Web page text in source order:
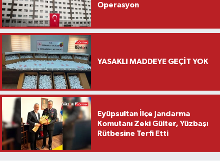
Operasyon
YASAKLI MADDEYE GEÇİT YOK
Eyüpsultan İlçe Jandarma
Komutanı Zeki Gülter, Yüzbaşı
Rütbesine Terfi Etti